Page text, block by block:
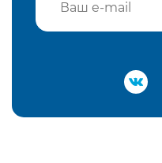
Подтвердить e-